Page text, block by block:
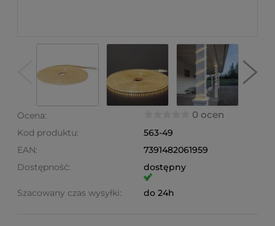
Ocena: 0 ocen
Kod produktu:
563-49
EAN:
7391482061959
Dostępność:
dostępny
Szacowany czas wysyłki: do 24h